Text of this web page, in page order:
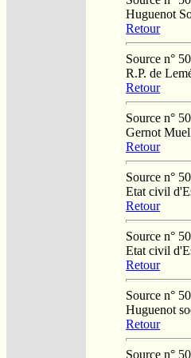
Huguenot
Retour
Source n°
R.P. de
Retour
Source n°
Gernot
Retour
Source n°
Etat civil
Retour
Source n°
Etat civil
Retour
Source n°
Huguenot
Retour
Source n°